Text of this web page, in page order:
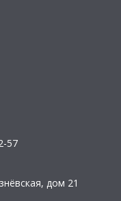
57
дом 21